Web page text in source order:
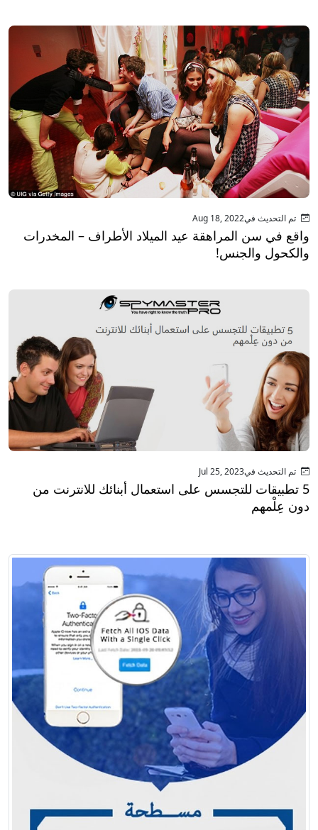
تم التحديث فيAug 18, 2022
واقع في سن المراهقة عيد الميلاد الأطراف – المخدرات
والكحول والجنس!
تم التحديث فيJul 25, 2023
5 تطبيقات للتجسس على استعمال أبنائك للانترنت من
دون عِلْمهم